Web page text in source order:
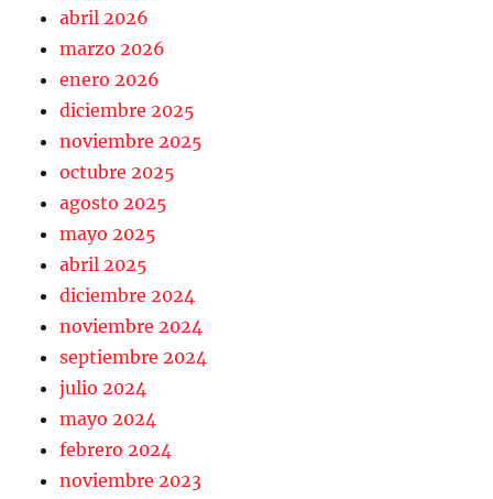
abril 2026
marzo 2026
enero 2026
diciembre 2025
noviembre 2025
octubre 2025
agosto 2025
mayo 2025
abril 2025
diciembre 2024
noviembre 2024
septiembre 2024
julio 2024
mayo 2024
febrero 2024
noviembre 2023